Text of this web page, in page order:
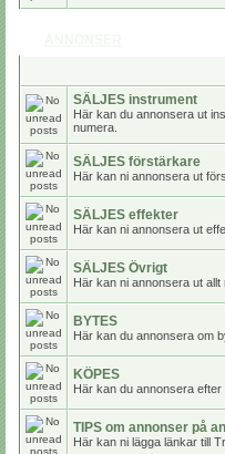
SÄLJES instrument
Här kan du annonsera ut
numera.
SÄLJES förstärkare
Här kan ni annonsera ut
SÄLJES effekter
Här kan ni annonsera ut
SÄLJES Övrigt
Här kan ni annonsera ut
BYTES
Här kan du annonsera om
KÖPES
Här kan du annonsera
TIPS om annonser på
Här kan ni lägga länkar till